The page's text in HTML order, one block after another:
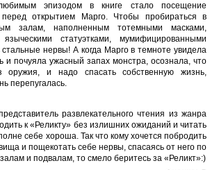
эпизодом в книге стало посещение
перед открытием Марго. Чтобы пробираться в
залам, наполненным тотемными масками,
статуэтками, мумифицированными
нервы! А когда Марго в темноте увидела
и почуяла ужасный запах монстра, осознала, что
и надо спасать собственную жизнь,
перепугалась.
развлекательного чтения из жанра
к «Реликту» без излишних ожиданий и читать
себе хороша. Так что кому хочется побродить
и пощекотать себе нервы, спасаясь от него по
и подвалам, то смело беритесь за «Реликт»:)